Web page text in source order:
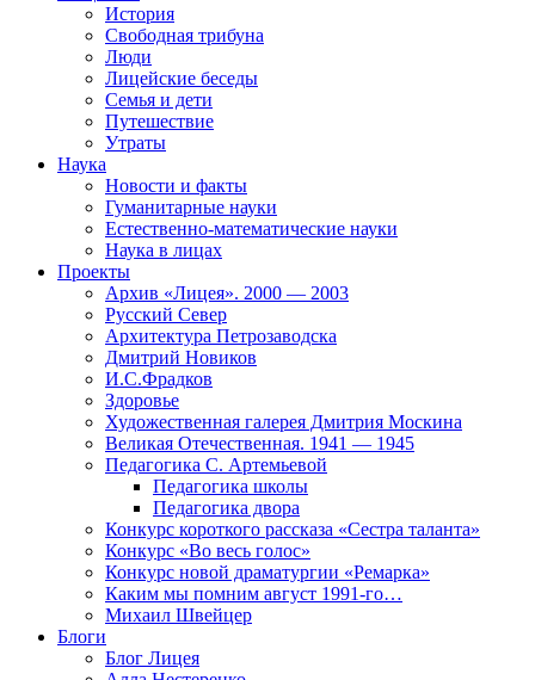
История
Свободная трибуна
Люди
Лицейские беседы
Семья и дети
Путешествие
Утраты
Наука
Новости и факты
Гуманитарные науки
Естественно-математические науки
Наука в лицах
Проекты
Архив «Лицея». 2000 — 2003
Русский Север
Архитектура Петрозаводска
Дмитрий Новиков
И.С.Фрадков
Здоровье
Художественная галерея Дмитрия Москина
Великая Отечественная. 1941 — 1945
Педагогика С. Артемьевой
Педагогика школы
Педагогика двора
Конкурс короткого рассказа «Сестра таланта»
Конкурс «Во весь голос»
Конкурс новой драматургии «Ремарка»
Каким мы помним август 1991-го…
Михаил Швейцер
Блоги
Блог Лицея